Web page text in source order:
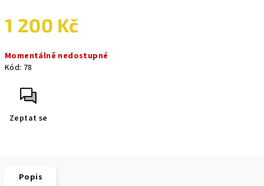
1 200 Kč
cena:
Momentálně nedostupné
Kód: 78
Zeptat se
Popis